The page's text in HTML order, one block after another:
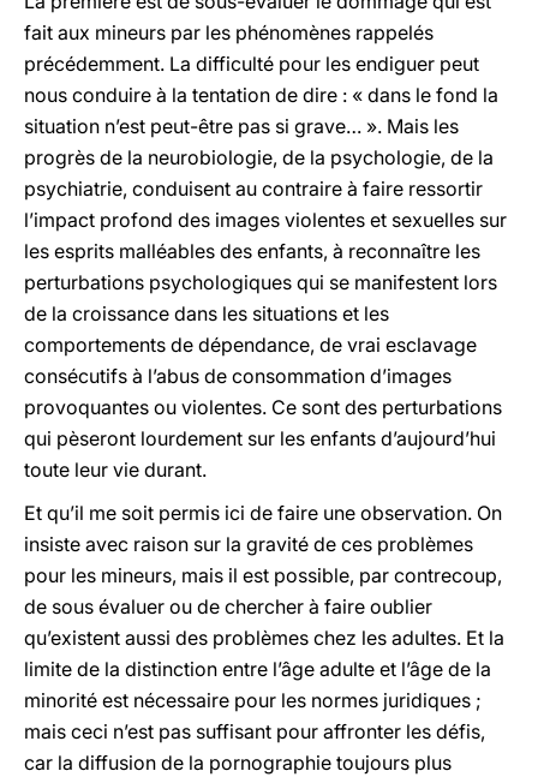
fait aux mineurs par les phénomènes rappelés
précédemment. La difficulté pour les endiguer peut
nous conduire à la tentation de dire : « dans le fond la
situation n’est peut-être pas si grave… ». Mais les
progrès de la neurobiologie, de la psychologie, de la
psychiatrie, conduisent au contraire à faire ressortir
l’impact profond des images violentes et sexuelles sur
les esprits malléables des enfants, à reconnaître les
perturbations psychologiques qui se manifestent lors
de la croissance dans les situations et les
comportements de dépendance, de vrai esclavage
consécutifs à l’abus de consommation d’images
provoquantes ou violentes. Ce sont des perturbations
qui pèseront lourdement sur les enfants d’aujourd’hui
toute leur vie durant.
Et qu’il me soit permis ici de faire une observation. On
insiste avec raison sur la gravité de ces problèmes
pour les mineurs, mais il est possible, par contrecoup,
de sous évaluer ou de chercher à faire oublier
qu’existent aussi des problèmes chez les adultes. Et la
limite de la distinction entre l’âge adulte et l’âge de la
minorité est nécessaire pour les normes juridiques ;
mais ceci n’est pas suffisant pour affronter les défis,
car la diffusion de la pornographie toujours plus